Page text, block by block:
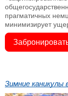
прагматичных
минимизирует
Зимние каникулы